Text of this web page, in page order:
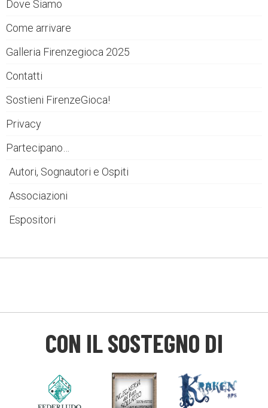
Dove Siamo
Come arrivare
Galleria Firenzegioca 2025
Contatti
Sostieni FirenzeGioca!
Privacy
Partecipano…
Autori, Sognautori e Ospiti
Associazioni
Espositori
CON IL SOSTEGNO DI